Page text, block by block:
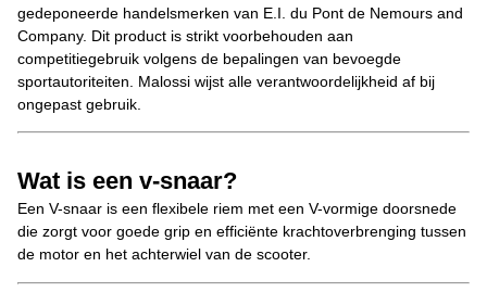
gedeponeerde handelsmerken van E.I. du Pont de Nemours and
Company. Dit product is strikt voorbehouden aan
competitiegebruik volgens de bepalingen van bevoegde
sportautoriteiten. Malossi wijst alle verantwoordelijkheid af bij
ongepast gebruik.
Wat is een v-snaar?
Een V-snaar is een flexibele riem met een V-vormige doorsnede
die zorgt voor goede grip en efficiënte krachtoverbrenging tussen
de motor en het achterwiel van de scooter.